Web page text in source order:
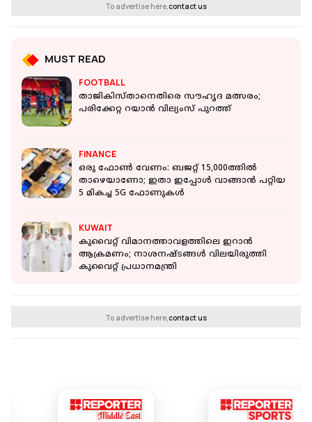
To advertise here,contact us
MUST READ
FOOTBALL
താജികിസ്താനെതിരെ സൗഹൃദ മത്സരം;
പരിക്കേറ്റ റയാന്‍ വില്യംസ് പുറത്ത്
FINANCE
ഒരു ഫോണ്‍ വേണം: ബജറ്റ് 15,000ത്തില്‍
താഴെയാണോ; ഇതാ ഇപ്പോൾ വാങ്ങാൻ പറ്റിയ
5 മികച്ച 5G ഫോണുകൾ
KUWAIT
കുവൈറ്റ് വിമാനത്താവളത്തിലെ ഇറാൻ
ആക്രമണം; നാശനഷ്ടങ്ങൾ വിലയിരുത്തി
കുവൈറ്റ് പ്രധാനമന്ത്രി
To advertise here,contact us